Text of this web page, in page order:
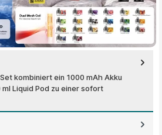
kombiniert ein 1000 mAh Akku
Liquid Pod zu einer sofort